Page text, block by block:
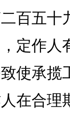
百五十
定作人
使承揽
在合理